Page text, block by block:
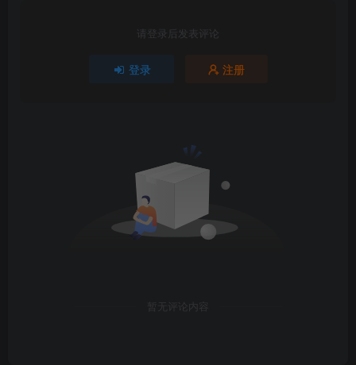
请登录后发表评论
登录 注册
暂无评论内容